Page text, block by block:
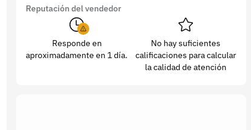
Reputación del vendedor
Responde en
aproximadamente en 1 día.
No hay suficientes
calificaciones para calcular
la calidad de atención